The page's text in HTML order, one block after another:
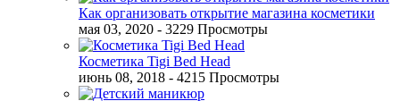
Как организовать открытие магазина косметики
мая 03, 2020 - 3229 Просмотры
Косметика Tigi Bed Head
июнь 08, 2018 - 4215 Просмотры